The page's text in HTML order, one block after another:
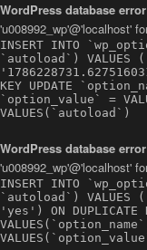
WordPress database
'u008992_wp'@'localhost'
INSERT INTO
`autoload`)
KEY UPDATE
`option_value` =
VALUES(`autoload`)
WordPress database
'u008992_wp'@'localhost'
INSERT INTO
`autoload`)
'yes') ON DUPLICATE